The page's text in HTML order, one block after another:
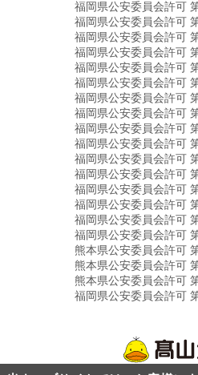
福岡県公安委員会許可
福岡県公安委員会許可
福岡県公安委員会許可
福岡県公安委員会許可
福岡県公安委員会許可
福岡県公安委員会許可
福岡県公安委員会許可
福岡県公安委員会許可
福岡県公安委員会許可
福岡県公安委員会許可
福岡県公安委員会許可
福岡県公安委員会許可
福岡県公安委員会許可
福岡県公安委員会許可
福岡県公安委員会許可
福岡県公安委員会許可
熊本県公安委員会許可
熊本県公安委員会許可
熊本県公安委員会許可
福岡県公安委員会許可